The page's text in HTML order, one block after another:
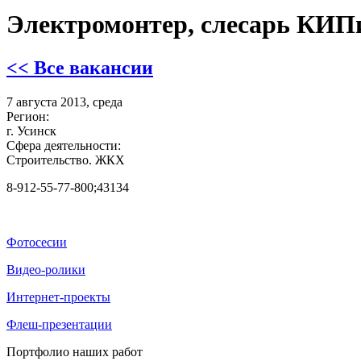
Электромонтер, слесарь
<< Все вакансии
7 августа 2013, среда
Регион:
г. Усинск
Сфера деятельности:
Строительство. ЖКХ
8-912-55-77-800;43134
Фотосесии
Видео-ролики
Интернет-проекты
Флеш-презентации
Портфолио наших работ